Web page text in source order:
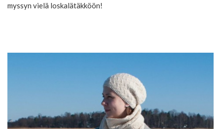
myssyn vielä loskalätäkköön!